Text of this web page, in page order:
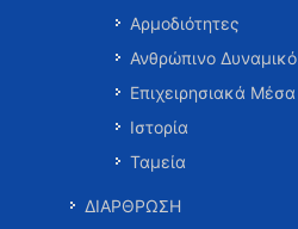
Αρμοδιότητες
Ανθρώπινο Δυναμικό
Επιχειρησιακά Μέσα
Ιστορία
Ταμεία
ΔΙΑΡΘΡΩΣΗ